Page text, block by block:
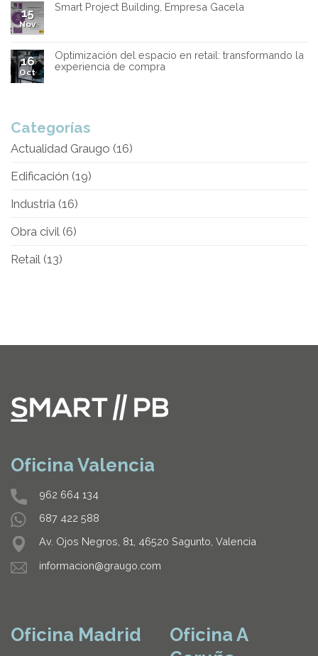
15
Nov
Smart Project Building, Empresa Gacela
16
Oct
Optimización del espacio en retail: transformando la
experiencia de compra
Categorías
Actualidad Graugo (16)
Edificación (19)
Industria (16)
Obra civil (6)
Retail (13)
Oficina Madrid
Oficina Valencia
962 664 134
687 422 588
Av. Ojos Negros, 81, 46520 Sagunto, Valencia
informacion@graugo.com
Oficina A